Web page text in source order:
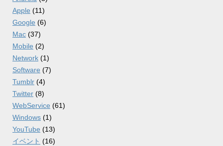
Apple (11)
Google (6)
Mac (37)
Mobile (2)
Network (1)
Software (7)
Tumblr (4)
Twitter (8)
WebService (61)
Windows (1)
YouTube (13)
イベント (16)